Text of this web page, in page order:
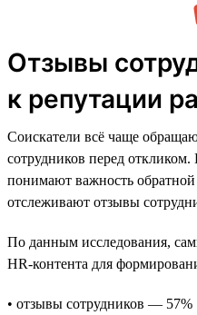
Отзывы
к репутации
Соискатели всё чаще
сотрудников перед
понимают важность обратной
отслеживают отзывы
По данным исследования,
HR-контента для
• отзывы сотрудников — 57%